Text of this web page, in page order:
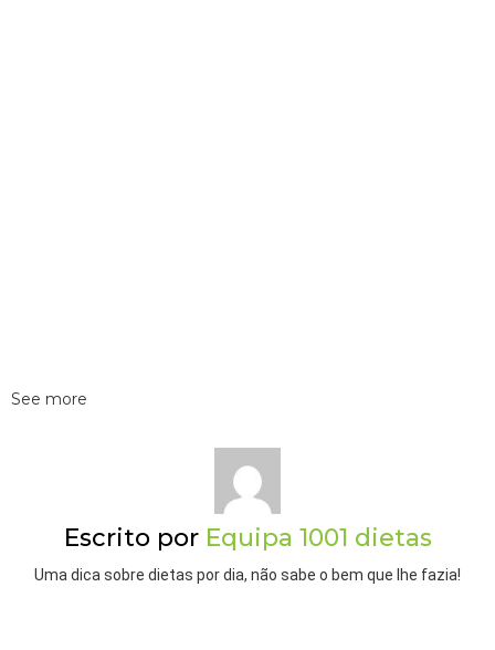
See more
Escrito por Equipa 1001 dietas
Uma dica sobre dietas por dia, não sabe o bem que lhe fazia!